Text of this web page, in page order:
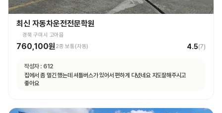
최신 자동차운전전문학원
경북 구미시 고아읍
760,100원 2종 보통(자동) 4.5(7)
작성자 : 612
집에서 좀 멀긴 했는데 셔틀버스가 있어서 편하게 다녔네요 지도잘해주시고
좋아요